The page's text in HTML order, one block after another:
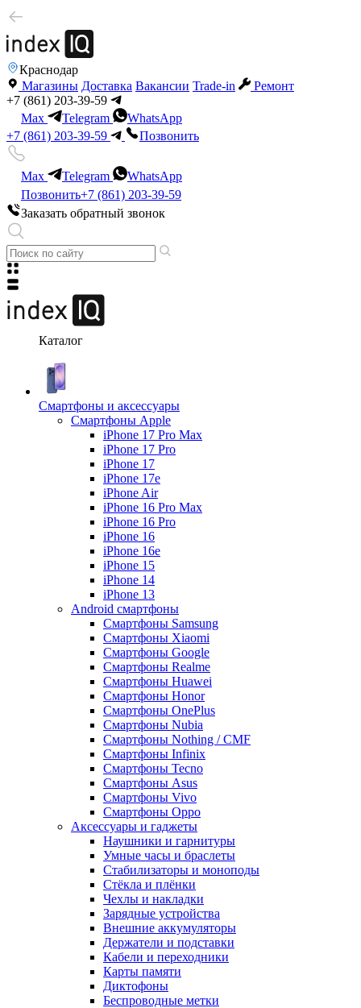
Краснодар
Магазины Доставка Вакансии Trade-in
Ремонт
+7 (861) 203-39-59
Max
Telegram
WhatsApp
+7 (861) 203-39-59
Позвонить
Max Telegram
WhatsApp
Позвонить+7 (861) 203-39-59
Заказать обратный звонок
Каталог
Смартфоны и аксессуары
Смартфоны Apple
iPhone 17 Pro Max
iPhone 17 Pro
iPhone 17
iPhone 17e
iPhone Air
iPhone 16 Pro Max
iPhone 16 Pro
iPhone 16
iPhone 16e
iPhone 15
iPhone 14
iPhone 13
Android cмартфоны
Смартфоны Samsung
Смартфоны Xiaomi
Смартфоны Google
Смартфоны Realme
Смартфоны Huawei
Смартфоны Honor
Смартфоны OnePlus
Смартфоны Nubia
Смартфоны Nothing / CMF
Смартфоны Infinix
Смартфоны Tecno
Смартфоны Asus
Смартфоны Vivo
Смартфоны Oppo
Аксессуары и гаджеты
Наушники и гарнитуры
Умные часы и браслеты
Стабилизаторы и моноподы
Стёкла и плёнки
Чехлы и накладки
Зарядные устройства
Внешние аккумуляторы
Держатели и подставки
Кабели и переходники
Карты памяти
Диктофоны
Беспроводные метки